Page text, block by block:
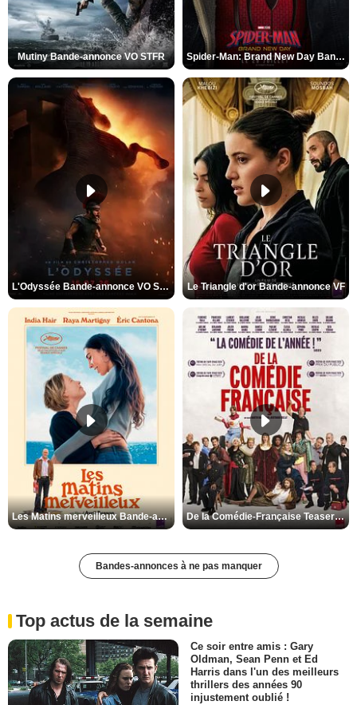
Mutiny Bande-annonce VO STFR Spider-Man: Brand New Day Bande-annonce VO STFR
L'Odyssée Bande-annonce VO STFR Le Triangle d'or Bande-annonce VF
Les Matins merveilleux Bande-annonce VF De la Comédie-Française Teaser VF
Bandes-annonces à ne pas manquer
Top actus de la semaine
Ce soir entre amis : Gary
Oldman, Sean Penn et Ed
Harris dans l'un des meilleurs
thrillers des années 90
injustement oublié !